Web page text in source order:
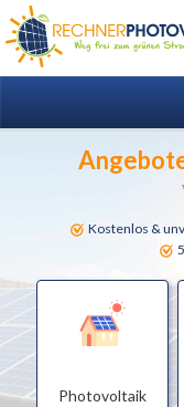
Kostenlos &
Photovoltaik